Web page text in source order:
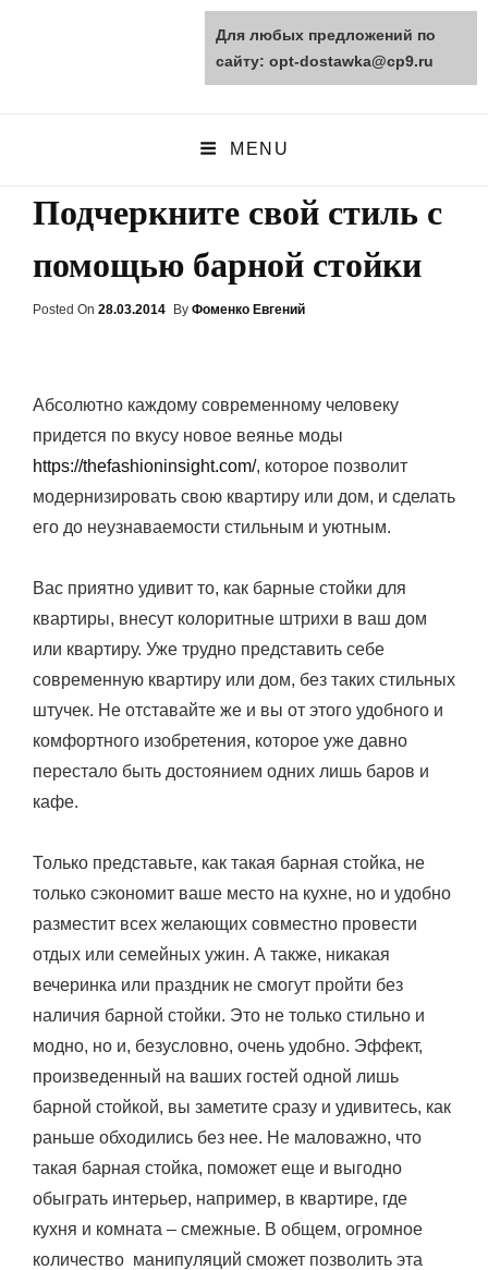
opt-dostawka.ru
MENU
Подчеркните свой стиль с
помощью барной стойки
Posted On Posted
28.03.2014 By Фоменко Евгений
Абсолютно каждому современному человеку
придется по вкусу новое веянье моды
https://thefashioninsight.com/, которое позволит
модернизировать свою квартиру или дом, и сделать
его до неузнаваемости стильным и уютным.
Вас приятно удивит то, как барные стойки для
квартиры, внесут колоритные штрихи в ваш дом
или квартиру. Уже трудно представить себе
современную квартиру или дом, без таких стильных
штучек. Не отставайте же и вы от этого удобного и
комфортного изобретения, которое уже давно
перестало быть достоянием одних лишь баров и
кафе.
Только представьте, как такая барная стойка, не
только сэкономит ваше место на кухне, но и удобно
разместит всех желающих совместно провести
отдых или семейных ужин. А также, никакая
вечеринка или праздник не смогут пройти без
наличия барной стойки. Это не только стильно и
модно, но и, безусловно, очень удобно. Эффект,
произведенный на ваших гостей одной лишь
барной стойкой, вы заметите сразу и удивитесь, как
раньше обходились без нее. Не маловажно, что
такая барная стойка, поможет еще и выгодно
обыграть интерьер, например, в квартире, где
кухня и комната – смежные. В общем, огромное
количество манипуляций сможет позволить эта
Для любых предложений по
сайту: opt-dostawka@cp9.ru